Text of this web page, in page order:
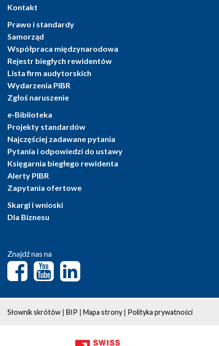
Kontakt
Prawo i standardy
Samorząd
Współpraca międzynarodowa
Rejestr biegłych rewidentów
Lista firm audytorskich
Wydarzenia PIBR
Zgłoś naruszenie
e-Biblioteka
Projekty standardów
Najczęściej zadawane pytania
Pytania i odpowiedzi do ustawy
Księgarnia biegłego rewidenta
Alerty PIBR
Zapytania ofertowe
Skargi i wnioski
Dla Biznesu
Znajdź nas na
Słownik skrótów | BIP | Mapa strony | Polityka prywatności